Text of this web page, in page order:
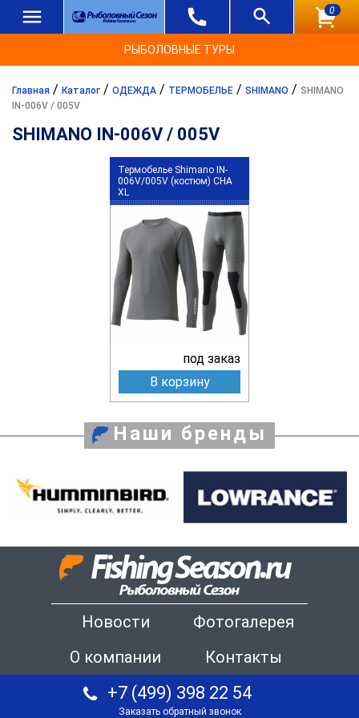
0
РЫБОЛОВНЫЕ ТУРЫ
Главная / Каталог / ОДЕЖДА / ТЕРМОБЕЛЬЕ / SHIMANO / SHIMANO
IN-006V / 005V
SHIMANO IN-006V / 005V
Термобелье Shimano IN-
006V/005V (костюм) CHA
XL
под заказ
В корзину
Наши бренды
Новости
Фотогалерея
О компании
Контакты
+7 (499) 398 22 54
Заказать обратный звонок